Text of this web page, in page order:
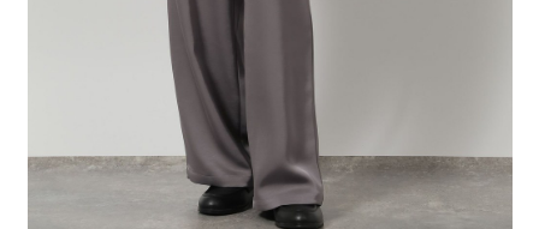
１．透過由恩沛科技股份有限公司提供之「AFTEE先享後付」服務完成之交
易，需依本服務之必要範圍內提供個人資料，並將交易相關給付款項請求債
權轉讓予恩沛科技股份有限公司。
２．關於個人資料處理事宜，請瀏覽以下網址：
３．未成年的使用者請事先徵得法定代理人或監護人之同意方可使用
「AFTEE先享後付」，若未經同意申辦者引起之損失，本公司不負相關責
４．使用「AFTEE先享後付」時，將依據個別帳號之用戶狀況，依本公司即
時審查核予不同之上限額度；若仍有額度不足之情形，本公司將視審查結果
５．嚴禁一人註冊多個帳號或使用他人資訊註冊。若發現惡意使用之情形，